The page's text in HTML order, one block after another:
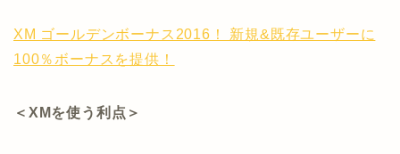
XM ゴールデンボーナス2016！ 新規&既存ユーザーに
100％ボーナスを提供！
＜XMを使う利点＞